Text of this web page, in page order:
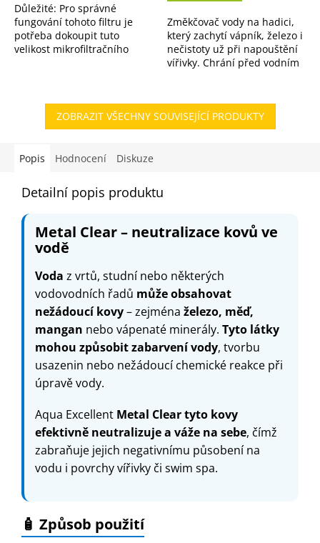
5
hvězdiček.
Důležité: Pro správné
fungování tohoto filtru je
potřeba dokoupit tuto
velikost mikrofiltračního
Změkčovač vody na hadici,
který zachytí vápník, železo i
nečistoty už při napouštění
vířivky. Chrání před vodním
ZOBRAZIT VŠECHNY SOUVISEJÍCÍ PRODUKTY
Popis Hodnocení Diskuze
Detailní popis produktu
Metal Clear – neutralizace kovů ve
vodě
Voda z vrtů, studní nebo některých
vodovodních řadů může obsahovat
nežádoucí kovy– zejména železo, měď,
mangan nebo vápenaté minerály. Tyto látky
mohou způsobit zabarvení vody, tvorbu
usazenin nebo nežádoucí chemické reakce při
úpravě vody.
Aqua Excellent Metal Cleartyto kovy
efektivně neutralizuje a váže na sebe, čímž
zabraňuje jejich negativnímu působení na
vodu i povrchy vířivky či swim spa.
🧴 Způsob použití